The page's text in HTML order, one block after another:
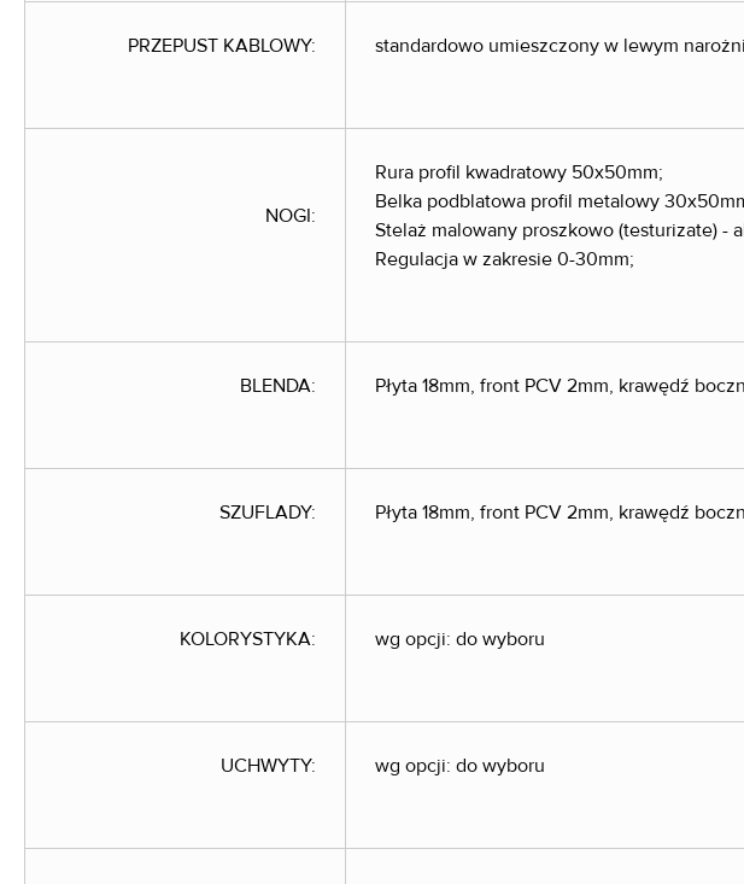
PRZEPUST KABLOWY: standardowo umieszczony w lewym
NOGI:
Rura profil kwadratowy 50x50mm;
Belka podblatowa profil metalowy
Stelaż malowany proszkowo (testurizate) -
Regulacja w zakresie 0-30mm;
BLENDA: Płyta 18mm, front PCV 2mm, krawędź
SZUFLADY: Płyta 18mm, front PCV 2mm, krawędź
KOLORYSTYKA: wg opcji: do wyboru
UCHWYTY: wg opcji: do wyboru